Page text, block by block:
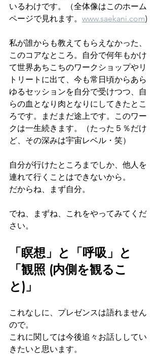
いるわけです。（全体像はこのホーム
ページで見れます。 www.saekani.com)
私が誰からも教えてもらえなかった、
このコアなところ。自分で何年もかけ
て世界あちこちのワークショップやリ
トリートに出て、今も常日頃からあら
ゆるセッションを自分で受けつつ、自
らの血となり肉となりにしてきたとこ
ろです。まだまだ途上です。このワー
クは一生続きます。（たった５％だけ
ど、その深みは宇宙レベル・笑）
自分が行けたところまでしか、他人を
連れて行くことはできないから。
だからね、まず自分。
でね、まずね、これをやってみてくだ
さい。
「瞑想」と「呼吸」と
「観照 (内側を観るこ
と)」
これなしに、プレゼンスは語れません
ので。
これに関しては今後追々お話ししてい
きたいと思います。